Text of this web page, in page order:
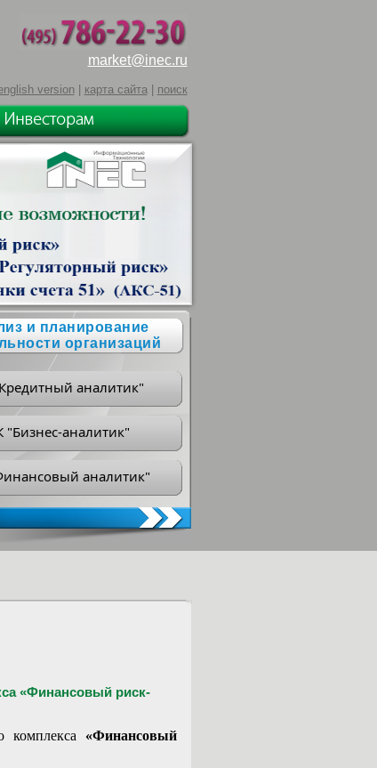
market@inec.ru
version| карта сайта| поиск
и планирование
организаций
аналитик"
"Бизнес-аналитик"
аналитик"
«Финансовый риск-
комплекса «Финансовый